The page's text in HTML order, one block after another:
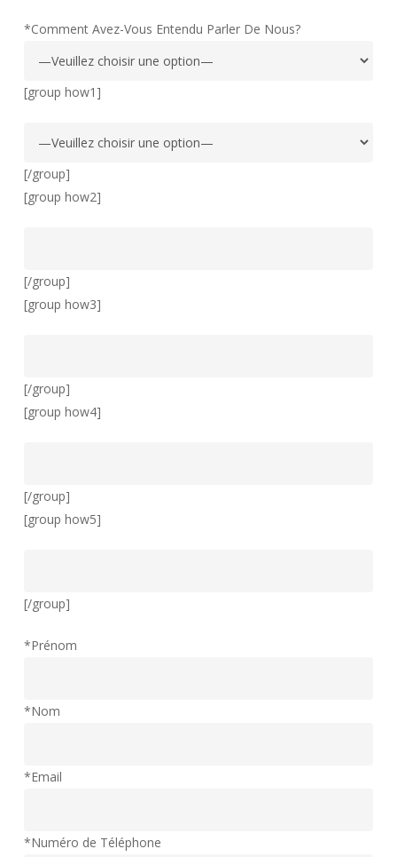
*Comment Avez-Vous Entendu Parler De Nous?
[group how1]
[/group]
[group how2]
[/group]
[group how3]
[/group]
[group how4]
[/group]
[group how5]
[/group]
*Prénom
*Nom
*Email
*Numéro de Téléphone